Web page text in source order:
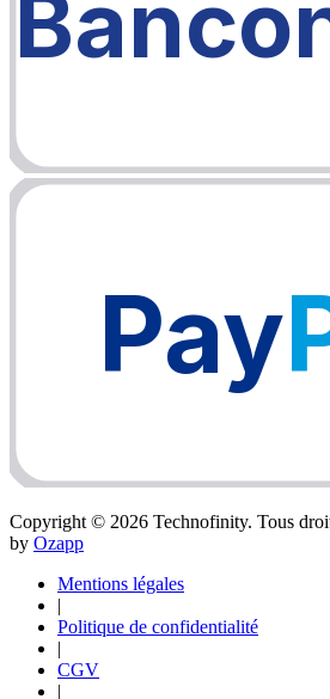
Pay
Copyright © 2026 Technofinity. Tous
by Ozapp
Mentions légales
|
Politique de confidentialité
|
CGV
|